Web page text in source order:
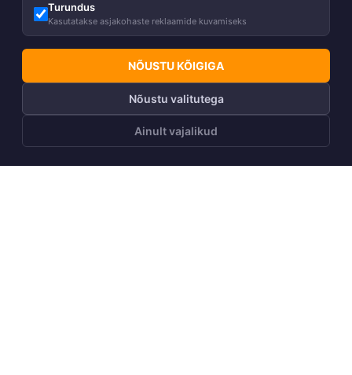
Turundus
Kasutatakse asjakohaste reklaamide kuvamiseks
NÕUSTU KÕIGIGA
Nõustu valitutega
Ainult vajalikud